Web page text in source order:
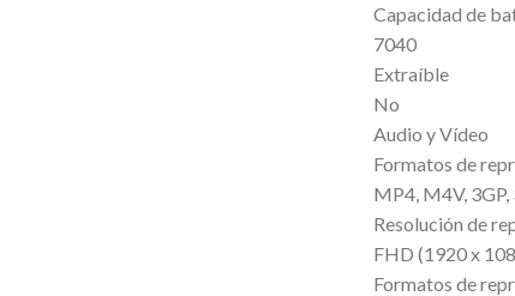
Capacidad de
7040
Extraíble
No
Audio y Vídeo
Formatos de
MP4, M4V, 3GP,
Resolución de
FHD (1920 x
Formatos de